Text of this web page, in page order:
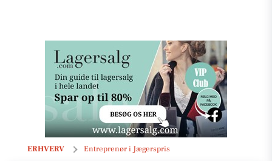
ERHVERV Entreprenør i Jægerspris
Larsen´s Entreprenørfirma ApS